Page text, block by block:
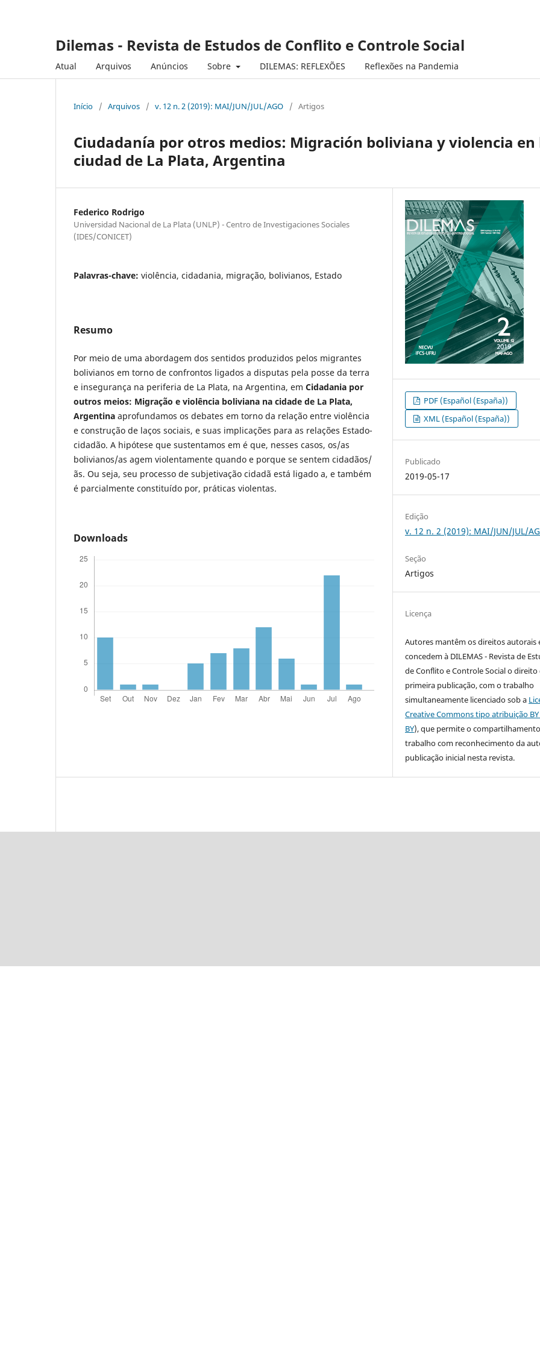
Dilemas - Revista de Estudos de Conflito e Controle Social
Atual Arquivos Anúncios Sobre DILEMAS: REFLEXÕES Reflexões na Pandemia
Início / Arquivos / v. 12 n. 2 (2019): MAI/JUN/JUL/AGO / Artigos
Ciudadanía por otros medios: Migración boliviana y violencia en
ciudad de La Plata, Argentina
Federico Rodrigo
Universidad Nacional de La Plata (UNLP) - Centro de Investigaciones Sociales
(IDES/CONICET)
Palavras-chave: violência, cidadania, migração, bolivianos, Estado
Resumo
Por meio de uma abordagem dos sentidos produzidos pelos migrantes
bolivianos em torno de confrontos ligados a disputas pela posse da terra
e insegurança na periferia de La Plata, na Argentina, em Cidadania por
outros meios: Migração e violência boliviana na cidade de La Plata,
Argentina aprofundamos os debates em torno da relação entre violência
e construção de laços sociais, e suas implicações para as relações Estado-
cidadão. A hipótese que sustentamos em é que, nesses casos, os/as
bolivianos/as agem violentamente quando e porque se sentem cidadãos/
ãs. Ou seja, seu processo de subjetivação cidadã está ligado a, e também
é parcialmente constituído por, práticas violentas.
Downloads
PDF (Español (España))
XML (Español (España))
Publicado
2019-05-17
Edição
v. 12 n. 2 (2019): MAI/JUN/JUL/
Seção
Artigos
Licença
Autores mantêm os direitos autorais
concedem à DILEMAS - Revista de
de Conflito e Controle Social o direito
primeira publicação, com o trabalho
simultaneamente licenciado sob a
Creative Commons tipo atribuição BY
BY), que permite o
trabalho com reconhecimento da
publicação inicial nesta revista.